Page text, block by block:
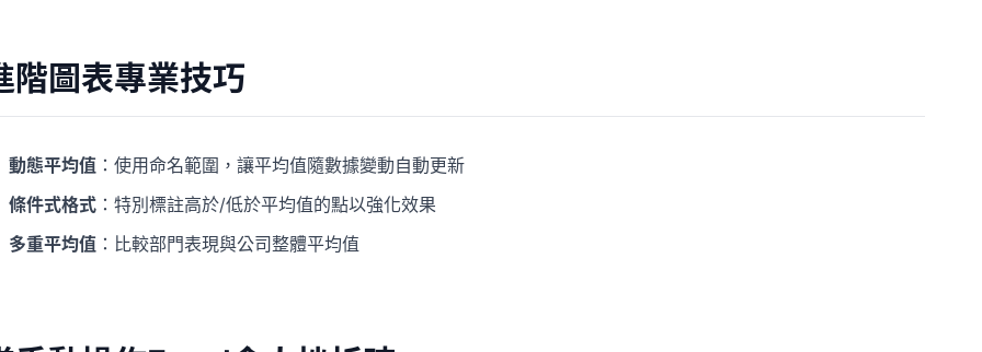
階圖表專業技巧
動態平均值 ：使用命名範圍，讓平均值隨數據變動自動更新
條件式格式 ：特別標註高於/低於平均值的點以強化效果
多重平均值 ：比較部門表現與公司整體平均值